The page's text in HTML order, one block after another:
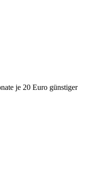
je 20 Euro günstiger